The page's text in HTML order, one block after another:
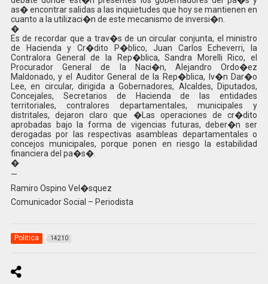
as� encontrar salidas a las inquietudes que hoy se mantienen en
cuanto a la utilizaci�n de este mecanismo de inversi�n.
�
Es de recordar que a trav�s de un circular conjunta, el ministro
de Hacienda y Cr�dito P�blico, Juan Carlos Echeverri, la
Contralora General de la Rep�blica, Sandra Morelli Rico, el
Procurador General de la Naci�n, Alejandro Ordo�ez
Maldonado, y el Auditor General de la Rep�blica, Iv�n Dar�o
Lee, en circular, dirigida a Gobernadores, Alcaldes, Diputados,
Concejales, Secretarios de Hacienda de las entidades
territoriales, contralores departamentales, municipales y
distritales, dejaron claro que �Las operaciones de cr�dito
aprobadas bajo la forma de vigencias futuras, deber�n ser
derogadas por las respectivas asambleas departamentales o
concejos municipales, porque ponen en riesgo la estabilidad
financiera del pa�s�.
�
—
Ramiro Ospino Vel�squez
Comunicador Social – Periodista
Politica 14210